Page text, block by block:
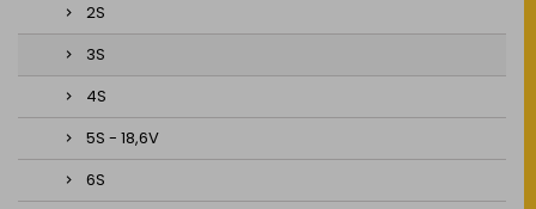
2S
3S
4S
5S - 18,6V
6S